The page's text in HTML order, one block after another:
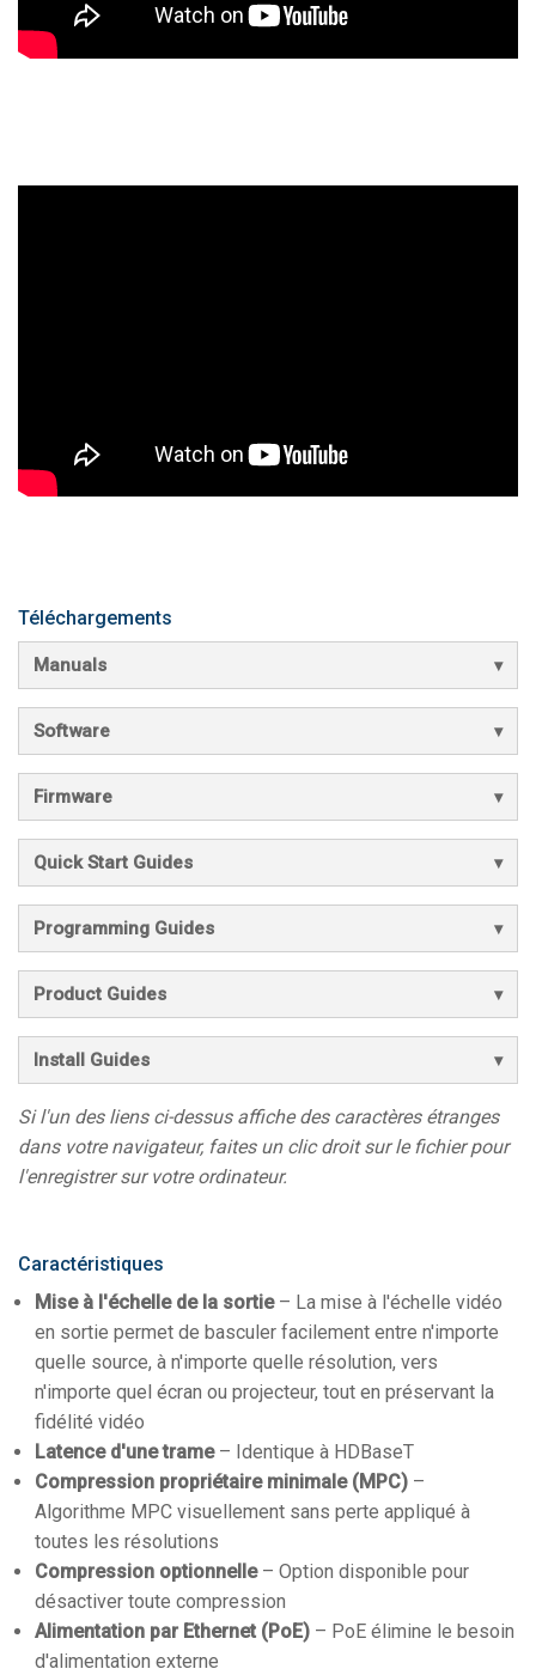
Téléchargements
Manuals
Software
Firmware
Quick Start Guides
Programming Guides
Product Guides
Install Guides
Si l'un des liens ci-dessus affiche des caractères étranges
dans votre navigateur, faites un clic droit sur le fichier pour
l'enregistrer sur votre ordinateur.
Caractéristiques
Mise à l'échelle de la sortie– La mise à l'échelle vidéo
en sortie permet de basculer facilement entre n'importe
quelle source, à n'importe quelle résolution, vers
n'importe quel écran ou projecteur, tout en préservant la
fidélité vidéo
Latence d'une trame– Identique à HDBaseT
Compression propriétaire minimale (MPC) –
Algorithme MPC visuellement sans perte appliqué à
toutes les résolutions
Compression optionnelle– Option disponible pour
désactiver toute compression
Alimentation par Ethernet (PoE) – PoE élimine le besoin
d'alimentation externe